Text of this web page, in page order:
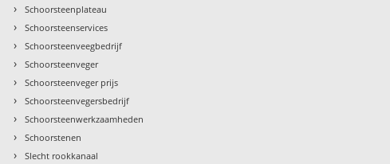
› Schoorsteenplateau
› Schoorsteenservices
› Schoorsteenveegbedrijf
› Schoorsteenveger
› Schoorsteenveger prijs
› Schoorsteenvegersbedrijf
› Schoorsteenwerkzaamheden
› Schoorstenen
› Slecht rookkanaal